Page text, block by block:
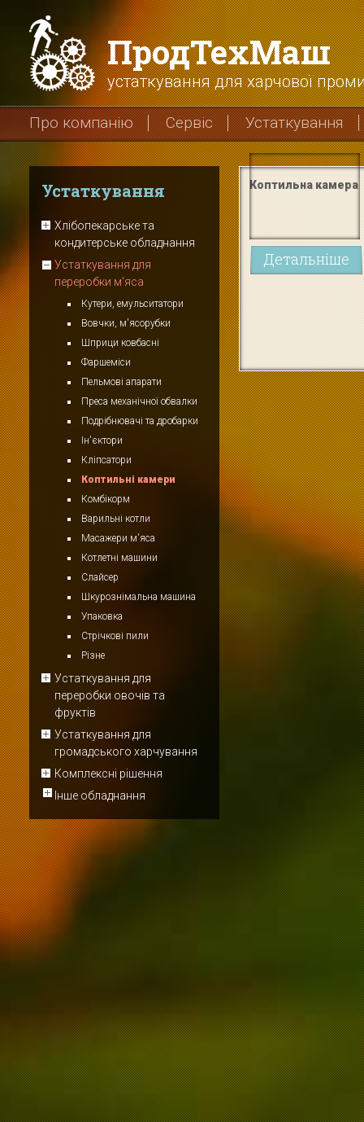
ПродТехМаш
устаткування для харчової
Про компанію Сервіс Устаткування
Устаткування
Хлібопекарське та
кондитерське обладнання
Устаткування для
переробки м'яса
Кутери, емульситатори
Вовчки, м'ясорубки
Шприци ковбасні
Фаршеміси
Пельмові апарати
Преса механічної обвалки
Подрібнювачі та дробарки
Ін'єктори
Кліпсатори
Коптильні камери
Комбікорм
Варильні котли
Масажери м'яса
Котлетні машини
Слайсер
Шкурознімальна машина
Упаковка
Стрічкові пили
Різне
Устаткування для
переробки овочів та
фруктів
Устаткування для
громадського харчування
Комплексні рішення
Інше обладнання
Коптильна камера
Детальніше